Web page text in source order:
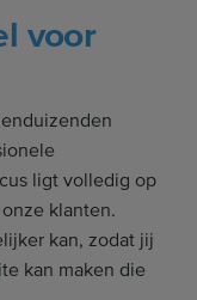
voor
ligt volledig op
klanten.
kan, zodat jij
kan maken die